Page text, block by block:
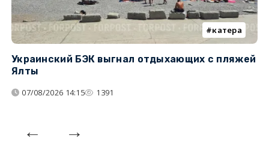
катера
Украинский БЭК выгнал отдыхающих с пляжей
Ялты
07/08/2026 14:15 1391